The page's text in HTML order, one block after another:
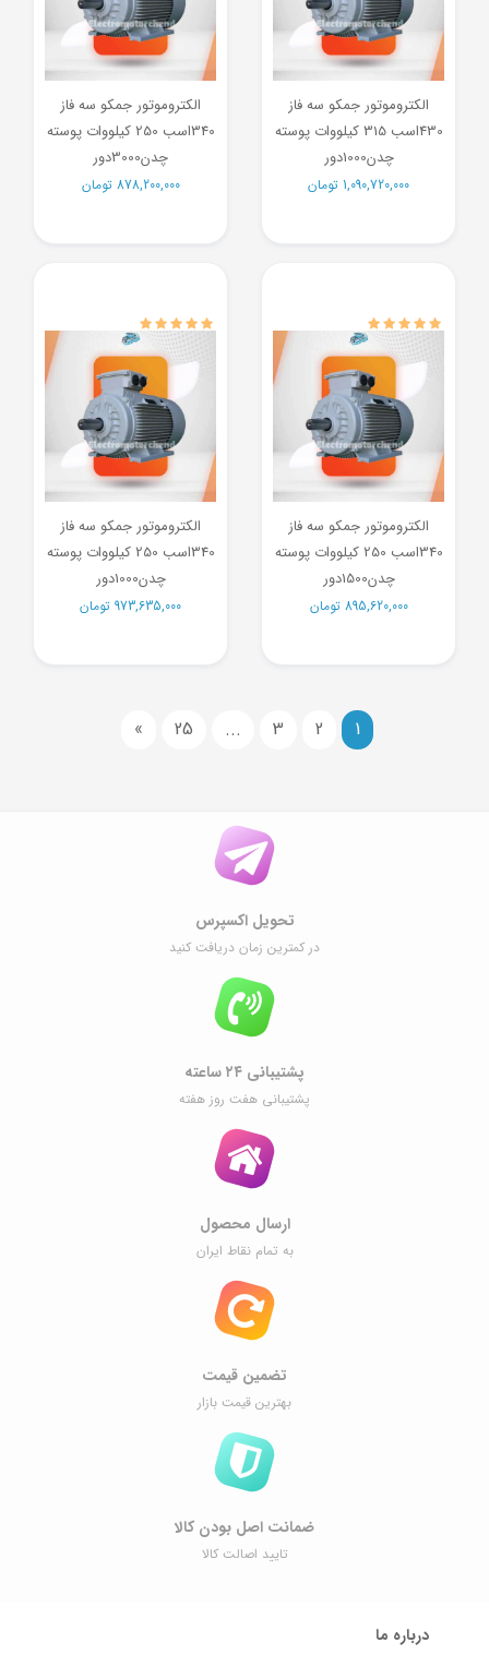
الکتروموتور جمکو سه فاز
430اسب 315 کیلووات پوسته
چدن1000دور
1,090,720,000 تومان
الکتروموتور جمکو سه فاز
340اسب 250 کیلووات پوسته
چدن3000دور
878,200,000 تومان
الکتروموتور جمکو سه فاز
340اسب 250 کیلووات پوسته
چدن1500دور
895,620,000 تومان
الکتروموتور جمکو سه فاز
340اسب 250 کیلووات پوسته
چدن1000دور
973,635,000 تومان
1
2
3
...
25
»
تحویل اکسپرس
در کمترین زمان دریافت کنید
پشتیبانی ۲۴ ساعته
پشتیبانی هفت روز هفته
ارسال محصول
به تمام نقاط ایران
تضمین قیمت
بهترین قیمت بازار
ضمانت اصل ‌بودن کالا
تایید اصالت کالا
درباره ما